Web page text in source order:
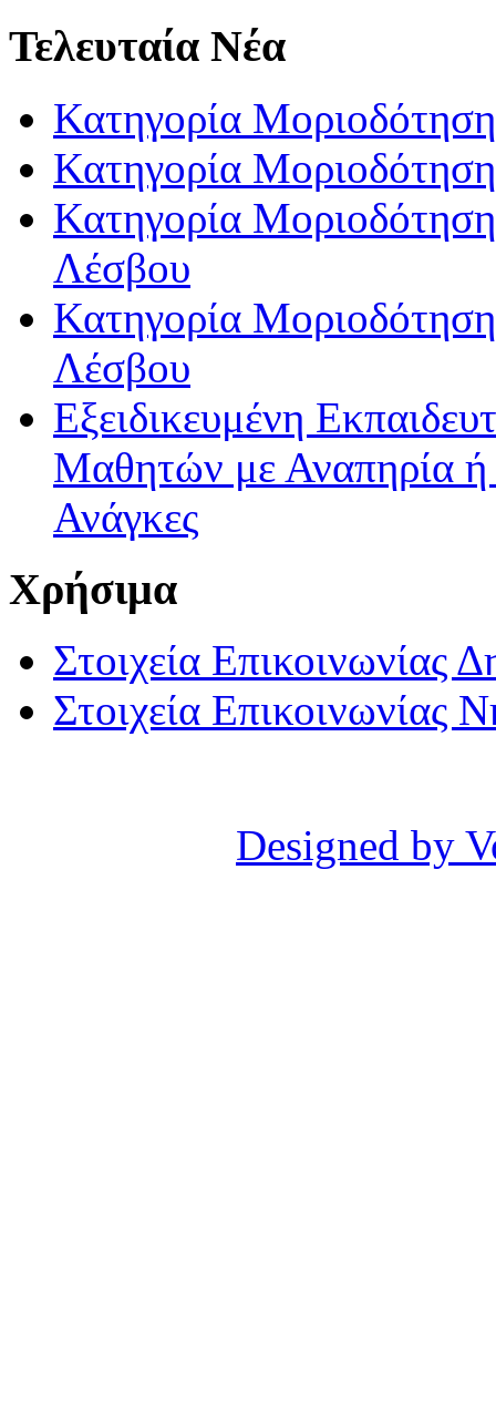
Τελευταία Νέα
Κατηγορία
Κατηγορία
Κατηγορία
Λέσβου
Κατηγορία
Λέσβου
Εξειδικευμένη
Μαθητών με Αναπηρία ή /
Ανάγκες
Χρήσιμα
Στοιχεία Επικοινωνίας
Στοιχεία Επικοινωνίας
Designed by